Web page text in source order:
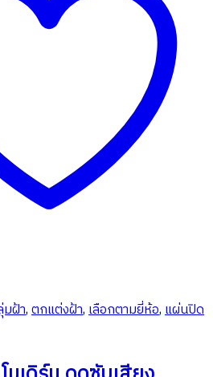
ฝ้า,ตกแต่งฝ้า,เลือกตามยี่ห้อ,แผ่นปิด